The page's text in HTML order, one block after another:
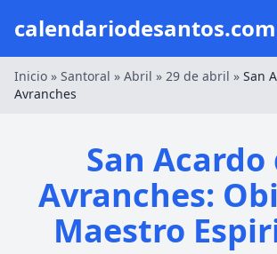
calendariodesantos.com
Inicio » Santoral » Abril » 29 de abril » San
Avranches
San Acardo
Avranches:
Maestro